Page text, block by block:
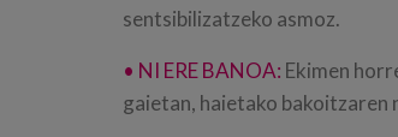
sentsibilizatzeko asmoz.
• NI ERE BANOA: Ekimen
gaietan, haietako bakoitzaren